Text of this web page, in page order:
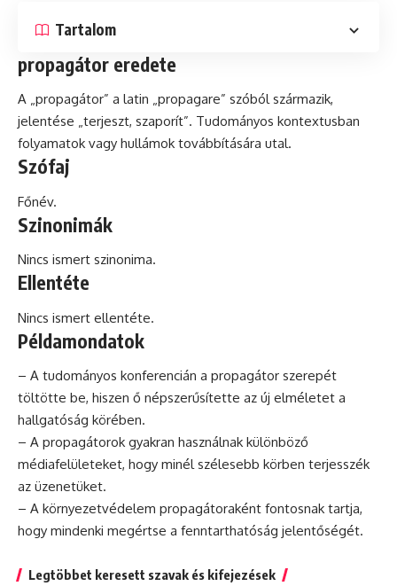
Tartalom
propagátor eredete
A „propagátor” a latin „propagare” szóból származik,
jelentése „terjeszt, szaporít”. Tudományos kontextusban
folyamatok vagy hullámok továbbítására utal.
Szófaj
Főnév.
Szinonimák
Nincs ismert szinonima.
Ellentéte
Nincs ismert ellentéte.
Példamondatok
– A tudományos konferencián a propagátor szerepét
töltötte be, hiszen ő népszerűsítette az új elméletet a
hallgatóság körében.
– A propagátorok gyakran használnak különböző
médiafelületeket, hogy minél szélesebb körben terjesszék
az üzenetüket.
– A környezetvédelem propagátoraként fontosnak tartja,
hogy mindenki megértse a fenntarthatóság jelentőségét.
Legtöbbet keresett szavak és kifejezések